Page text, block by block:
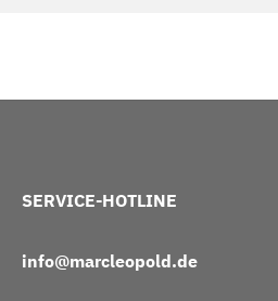
SERVICE-HOTLINE
info@marcleopold.de